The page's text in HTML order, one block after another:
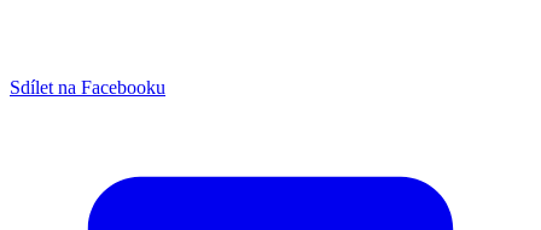
Sdílet na Facebooku